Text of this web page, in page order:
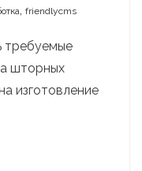
, friendlycms
требуемые
шторных
изготовление